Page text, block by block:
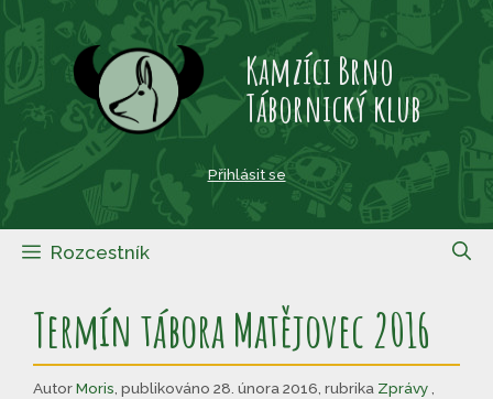
Přeskočit
obsah
Kamzíci Brno
Tábornický klub
Přihlásit se
Rozcestník
Termín tábora Matějovec 2016
AutorMoris publikováno 28. února 2016 rubrika Zprávy